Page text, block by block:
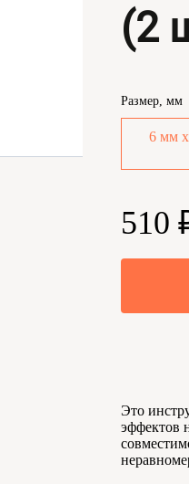
(2
Размер, мм
6 мм
510
Это
эффектов